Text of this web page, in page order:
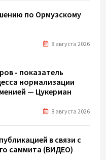
по Ормузскому
8 августа 2026
- показатель
нормализации
— Цукерман
8 августа 2026
в связи с
саммита (ВИДЕО)